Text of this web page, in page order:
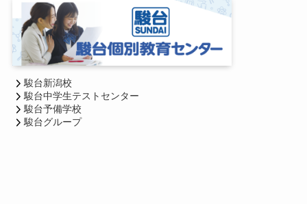
駿台新潟校
駿台中学生テストセンター
駿台予備学校
駿台グループ